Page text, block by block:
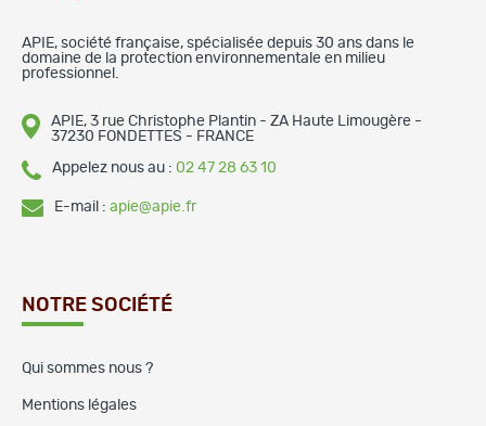
APIE, société française, spécialisée depuis 30 ans dans le
domaine de la protection environnementale en milieu
professionnel.
APIE, 3 rue Christophe Plantin - ZA Haute Limougère -
37230 FONDETTES - FRANCE
Appelez nous au : 02 47 28 63 10
E-mail : apie@apie.fr
NOTRE SOCIÉTÉ
Qui sommes nous ?
Mentions légales